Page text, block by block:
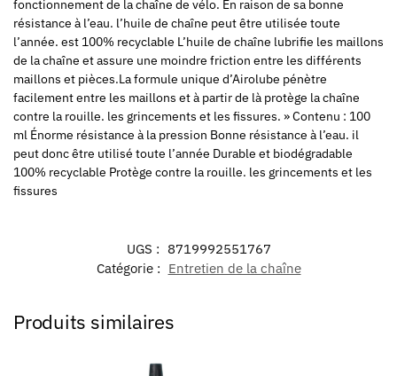
fonctionnement de la chaîne de vélo. En raison de sa bonne
résistance à l’eau. l’huile de chaîne peut être utilisée toute
l’année. est 100% recyclable L’huile de chaîne lubrifie les maillons
de la chaîne et assure une moindre friction entre les différents
maillons et pièces.La formule unique d’Airolube pénètre
facilement entre les maillons et à partir de là protège la chaîne
contre la rouille. les grincements et les fissures. » Contenu : 100
ml Énorme résistance à la pression Bonne résistance à l’eau. il
peut donc être utilisé toute l’année Durable et biodégradable
100% recyclable Protège contre la rouille. les grincements et les
fissures
UGS : 8719992551767
Catégorie : Entretien de la chaîne
Produits similaires